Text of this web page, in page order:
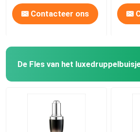
Contacteer ons
De Fles van het